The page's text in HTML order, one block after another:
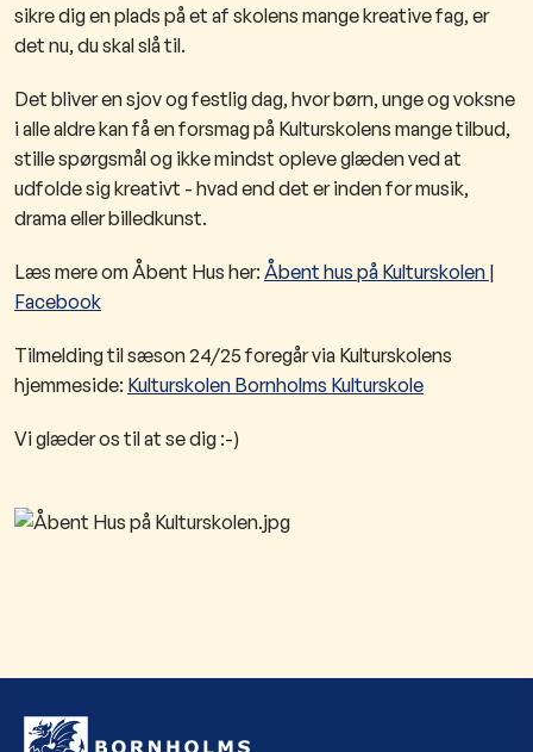
sikre dig en plads på et af skolens mange kreative fag, er
det nu, du skal slå til.
Det bliver en sjov og festlig dag, hvor børn, unge og voksne
i alle aldre kan få en forsmag på Kulturskolens mange tilbud,
stille spørgsmål og ikke mindst opleve glæden ved at
udfolde sig kreativt - hvad end det er inden for musik,
drama eller billedkunst.
Læs mere om Åbent Hus her: Åbent hus på Kulturskolen |
Facebook
Tilmelding til sæson 24/25 foregår via Kulturskolens
hjemmeside: Kulturskolen Bornholms Kulturskole
​Vi glæder os til at se dig :-)